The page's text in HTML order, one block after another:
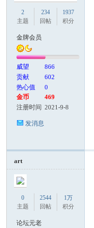
2
主题
234
回帖
1937
积分
金牌会员
威望
866
贡献
602
热心值
0
金币
469
注册时间 2021-9-8
发消息
art
0
主题
2544
回帖
1万
积分
论坛元老